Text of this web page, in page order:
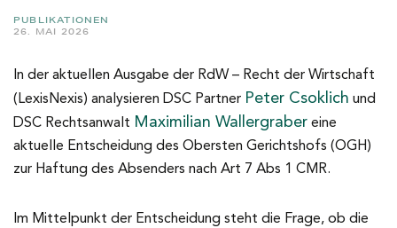
PUBLIKATIONEN
26. MAI 2026
In der aktuellen Ausgabe der RdW – Recht der Wirtschaft
(LexisNexis) analysieren DSC Partner Peter Csoklich und
DSC Rechtsanwalt Maximilian Wallergraber eine
aktuelle Entscheidung des Obersten Gerichtshofs (OGH)
zur Haftung des Absenders nach Art 7 Abs 1 CMR.
Im Mittelpunkt der Entscheidung steht die Frage, ob die